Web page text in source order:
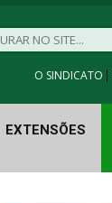
O SINDICATO |
EXTENSÕES